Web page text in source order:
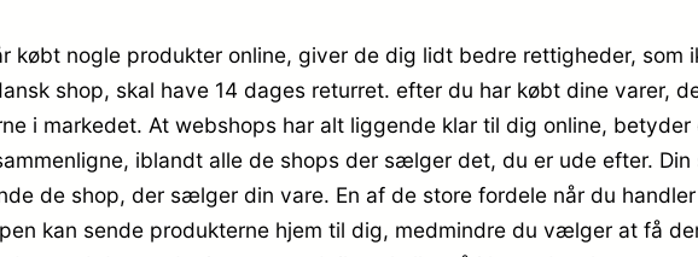
købt nogle produkter online, giver de dig lidt bedre rettigheder, som
shop, skal have 14 dages returret. efter du har købt dine varer,
i markedet. At webshops har alt liggende klar til dig online,
iblandt alle de shops der sælger det, du er ude efter.
de shop, der sælger din vare. En af de store fordele når du
kan sende produkterne hjem til dig, medmindre du vælger at få